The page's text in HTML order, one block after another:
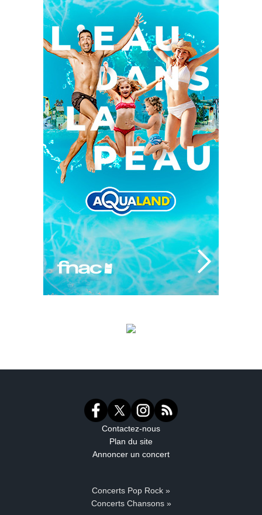
Contactez-nous
Plan du site
Annoncer un concert
Concerts Pop Rock »
Concerts Chansons »